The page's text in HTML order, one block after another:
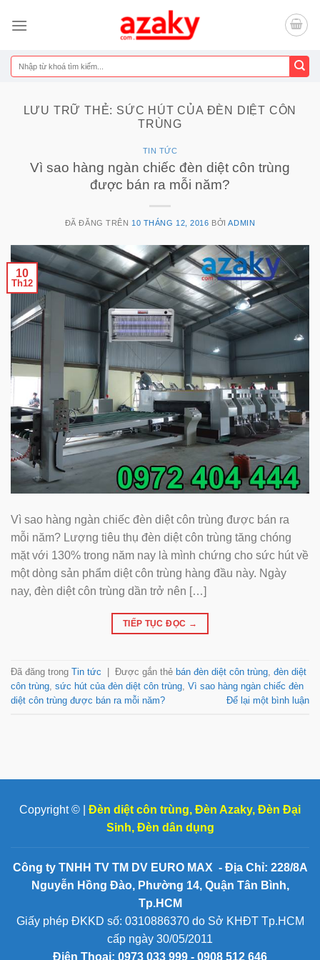
đến
dung
Tìm
kiếm:
LƯU TRỮ THẺ: SỨC HÚT CỦA ĐÈN DIỆT CÔN
TRÙNG
TIN TỨC
Vì sao hàng ngàn chiếc đèn diệt côn trùng
được bán ra mỗi năm?
ĐÃ ĐĂNG TRÊN 10 THÁNG 12, 2016 BỞIADMIN
10
Th12
Vì sao hàng ngàn chiếc đèn diệt côn trùng được bán ra
mỗi năm? Lượng tiêu thụ đèn diệt côn trùng tăng chóng
mặt với 130% trong năm nay là mình chứng cho sức hút về
một dòng sản phẩm diệt côn trùng hàng đầu này. Ngày
nay, đèn diệt côn trùng dần trở nên […]
TIẾP TỤC ĐỌC →
Đã đăng trong Tin tức Được gắn thẻ bán đèn diệt côn trùng, đèn diệt
côn trùng, sức hút của đèn diệt côn trùng, Vì sao hàng ngàn chiếc đèn
diệt côn trùng được bán ra mỗi năm?
Để lại một bình luận
Copyright © | Đèn diệt côn trùng, Đèn Azaky, Đèn Đại
Sinh, Đèn dân dụng
Công ty TNHH TV TM DV EURO MAX - Địa Chỉ: 228/8A
Nguyễn Hồng Đào, Phường 14, Quận Tân Bình,
Tp.HCM
Giấy phép ĐKKD số: 0310886370 do Sở KHĐT Tp.HCM
cấp ngày 30/05/2011
Điện Thoại: 0973 033 999 - 0908 512 646